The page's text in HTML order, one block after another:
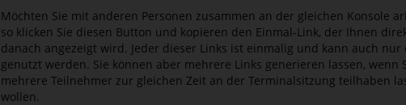
Möchten Sie mit anderen Personen zusammen an der gleichen Konsole
so klicken Sie diesen Button und kopieren den Einmal-Link, der Ihnen
danach angezeigt wird. Jeder dieser Links ist einmalig und kann auch nur
genutzt werden. Sie können aber mehrere Links generieren lassen, wenn
mehrere Teilnehmer zur gleichen Zeit an der Terminalsitzung teilhaben
wollen.